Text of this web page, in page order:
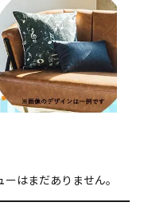
はまだありません。